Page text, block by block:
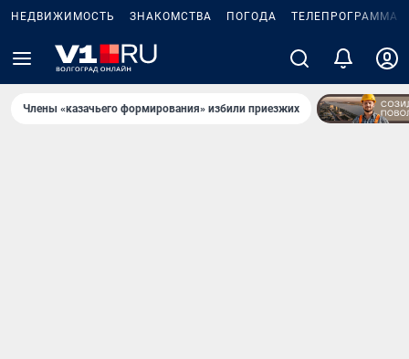
НЕДВИЖИМОСТЬ ЗНАКОМСТВА ПОГОДА ТЕЛЕПРОГРАММА
Члены «казачьего формирования» избили приезжих